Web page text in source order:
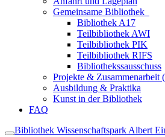
Gemeinsame Bibliothek
Bibliothek A17
Teilbibliothek AWI
Teilbibliothek PIK
Teilbibliothek RIFS
Bibliothekssausschuss
Projekte & Zusammenarbeit
Ausbildung & Praktika
Kunst in der Bibliothek
FAQ
Bibliothek Wissenschaftspark Albert